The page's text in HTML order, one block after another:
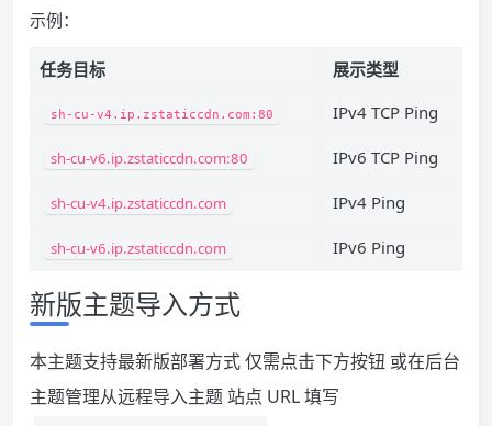
示例：
任务目标 展示类型
sh-cu-v4.ip.zstaticcdn.com:80 IPv4 TCP Ping
sh-cu-v6.ip.zstaticcdn.com:80 IPv6 TCP Ping
sh-cu-v4.ip.zstaticcdn.com IPv4 Ping
sh-cu-v6.ip.zstaticcdn.com IPv6 Ping
新版主题导入方式
本主题支持最新版部署方式 仅需点击下方按钮 或在后台
主题管理从远程导入主题 站点 URL 填写